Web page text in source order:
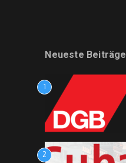
Neueste Beiträge
1
2